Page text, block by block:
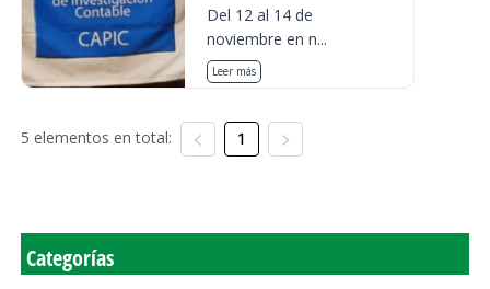
Del 12 al 14 de
noviembre en n...
Leer más
5 elementos en total: 1
Categorías